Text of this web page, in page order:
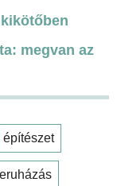
megvan az
építészet